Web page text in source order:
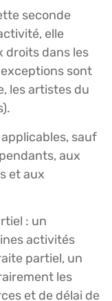
seconde
elle
droits dans les
sont
les artistes du
sauf
aux
et aux
: un
activités
partiel, un
les
et de délai de